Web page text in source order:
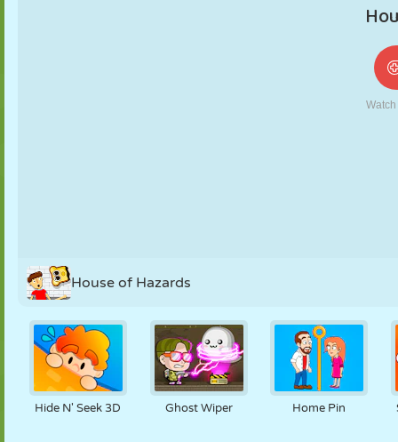
ROBOT
TRULL
House of Hazards
Hide N' Seek 3D Ghost Wiper Home Pin